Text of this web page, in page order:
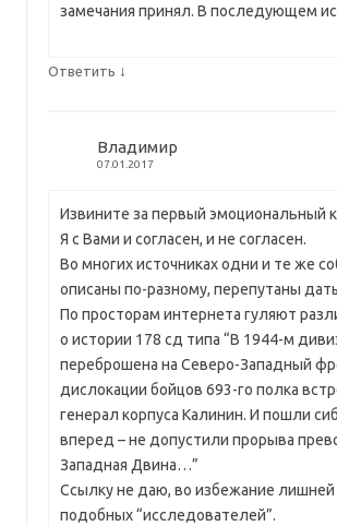
замечания принял. В последующем
Ответить ↓
Владимир
07.01.2017
Извините за первый эмоциональный
Я с Вами и согласен, и не согласен.
Во многих источниках одни и те же
описаны по-разному, перепутаны
По просторам интернета гуляют
о истории 178 сд типа “В 1944-м
переброшена на Северо-Западный
дислокации бойцов 693-го полка
генерал корпуса Калинин. И пошли
вперед – не допустили прорыва
Западная Двина…”
Ссылку не даю, во избежание
подобных “исследователей”.